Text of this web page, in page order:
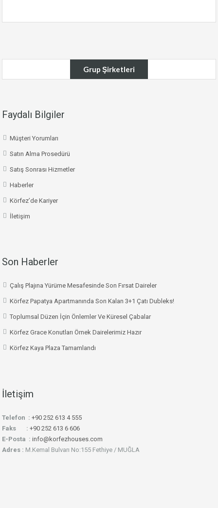
Grup Şirketleri
Faydalı Bilgiler
Müşteri Yorumları
Satın Alma Prosedürü
Satış Sonrası Hizmetler
Haberler
Körfez’de Kariyer
İletişim
Son Haberler
Çalış Plajına Yürüme Mesafesinde Son Fırsat Daireler
Körfez Papatya Apartmanında Son Kalan 3+1 Çatı Dubleks!
Toplumsal Düzen İçin Önlemler Ve Küresel Çabalar
Körfez Grace Konutları Örnek Dairelerimiz Hazır
Körfez Kaya Plaza Tamamlandı
İletişim
Telefon : +90 252 613 4 555
Faks : +90 252 613 6 606
E-Posta : info@korfezhouses.com
Adres : M.Kemal Bulvarı No:155 Fethiye / MUĞLA